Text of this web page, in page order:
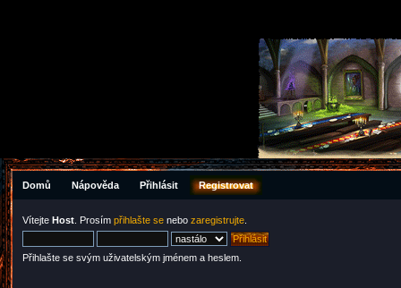
Domů Nápověda Přihlásit Registrovat
Vítejte Host . Prosím přihlašte se nebo zaregistrujte
Přihlašte se svým uživatelským jménem a heslem.